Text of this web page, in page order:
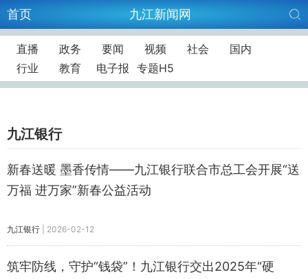
首页 九江新闻网
直播 政务 要闻 视频 社会
国内
行业
教育 电子报 专题H5
九江银行
新春送暖 墨香传情——九江银行联合市总工会开展“送
万福 进万家”新春公益活动
九江银行 2026-02-12
筑牢防线，守护“钱袋”！九江银行交出2025年“硬